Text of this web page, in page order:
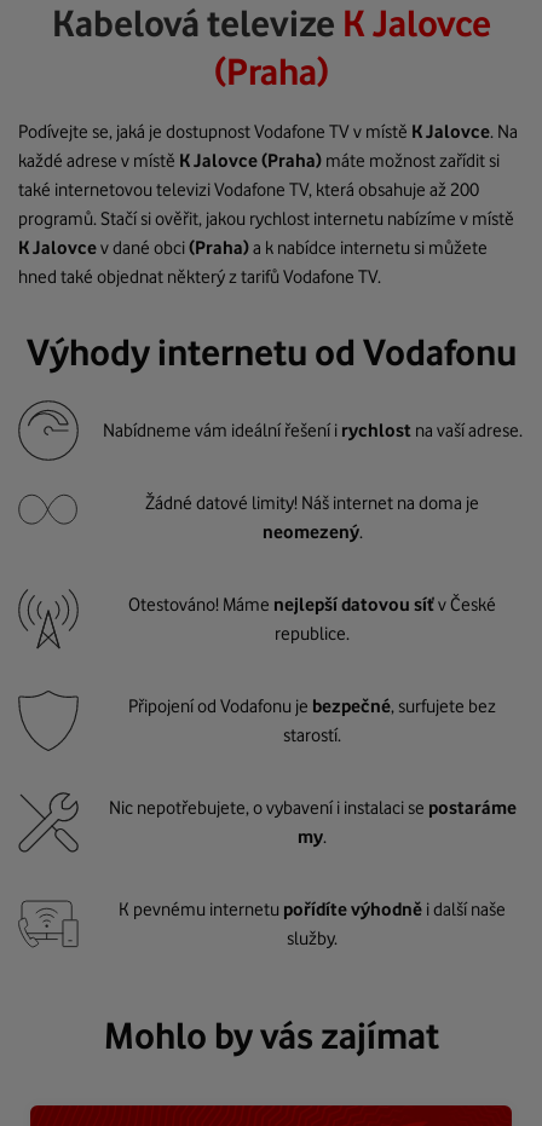
Kabelová televize K Jalovce
(Praha)
Podívejte se, jaká je dostupnost Vodafone TV v místě K Jalovce. Na
každé adrese v místě K Jalovce(Praha) máte možnost zařídit si
také internetovou televizi Vodafone TV, která obsahuje až 200
programů. Stačí si ověřit, jakou rychlost internetu nabízíme v místě
K Jalovcev dané obci(Praha)a k nabídce internetu si můžete
hned také objednat některý z tarifů Vodafone TV.
Výhody internetu od Vodafonu
Nabídneme vám ideální řešení i rychlost na vaší adrese.
Žádné datové limity! Náš internet na doma je
neomezený.
Otestováno! Máme nejlepší datovou síťv České
republice.
Připojení od Vodafonu je bezpečné, surfujete bez
starostí.
Nic nepotřebujete, o vybavení i instalaci se postaráme
my.
K pevnému internetu pořídíte výhodně i další naše
služby.
Mohlo by vás zajímat